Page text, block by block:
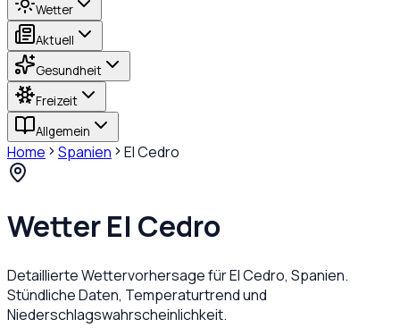
Wetter
Aktuell
Gesundheit
Freizeit
Allgemein
Home Spanien El Cedro
WetterEl Cedro
Detaillierte Wettervorhersage fürEl Cedro, Spanien.
Stündliche Daten, Temperaturtrend und
Niederschlagswahrscheinlichkeit.